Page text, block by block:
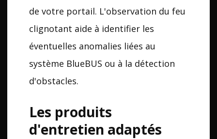
de votre portail. L'observation du feu
clignotant aide à identifier les
éventuelles anomalies liées au
système BlueBUS ou à la détection
d'obstacles.
Les produits
d'entretien adaptés